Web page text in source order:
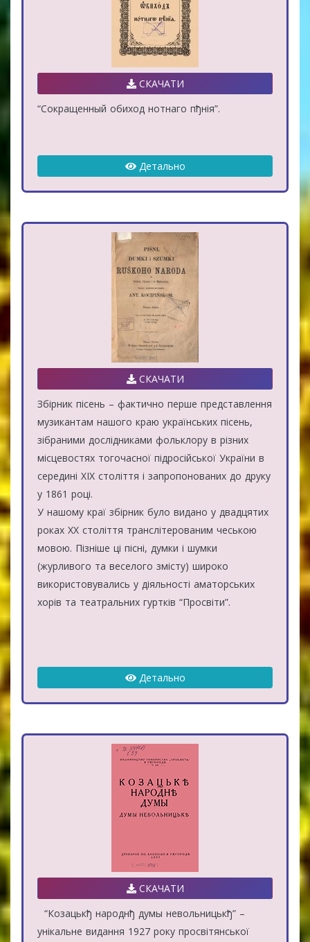
СКАЧАТИ
“Сокращенный обиход нотнаго пђнія”.
Детально
СКАЧАТИ
Збірник пісень – фактично перше представлення
музикантам нашого краю українських пісень,
зібраними дослідниками фольклору в різних
місцевостях тогочасної підросійської України в
середині ХІХ століття і запропонованих до друку
у 1861 році.
У нашому краї збірник було видано у двадцятих
роках ХХ століття транслітерованим чеською
мовою. Пізніше ці пісні, думки і шумки
(журливого та веселого змісту) широко
використовувались у діяльності аматорських
хорів та театральних гуртків “Просвіти”.
Детально
СКАЧАТИ
“Козацькђ народнђ думы невольницькђ” –
унікальне видання 1927 року просвітянської